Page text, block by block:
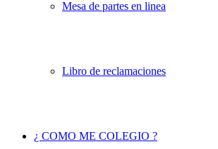
Mesa de partes en linea
Libro de reclamaciones
¿ COMO ME COLEGIO ?